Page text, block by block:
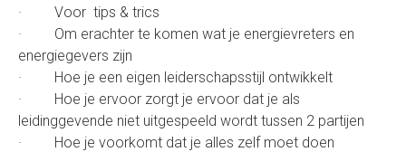
· Voor tips & trics
· Om erachter te komen wat je energievreters en
energiegevers zijn
· Hoe je een eigen leiderschapsstijl ontwikkelt
· Hoe je ervoor zorgt je ervoor dat je als
leidinggevende niet uitgespeeld wordt tussen 2 partijen
· Hoe je voorkomt dat je alles zelf moet doen